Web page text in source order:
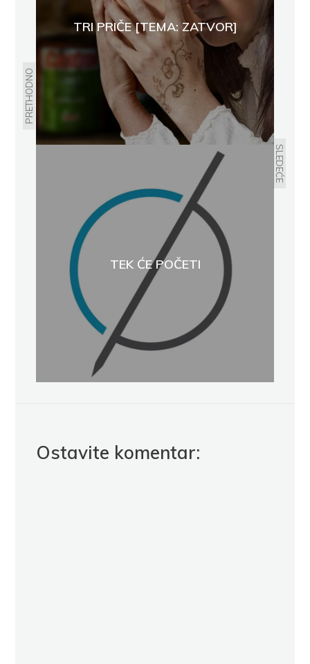
PRETHODNO
TRI PRIČE [TEMA: ZATVOR]
SLEDEĆE
TEK ĆE POČETI
Ostavite komentar: